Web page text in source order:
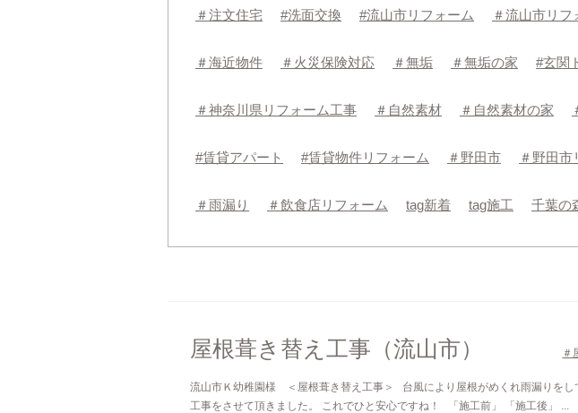
＃注文住宅 #洗面交換 #流山市リフォーム ＃流山市リフ
＃海近物件 ＃火災保険対応 ＃無垢 ＃無垢の家 #玄関
＃神奈川県リフォーム工事 ＃自然素材 ＃自然素材の家
#賃貸アパート #賃貸物件リフォーム ＃野田市 ＃野田市
＃雨漏り ＃飲食店リフォーム tag新着 tag施工 千葉の
屋根葺き替え工事（流山市） ＃
流山市Ｋ幼稚園様 ＜屋根葺き替え工事＞ 台風により屋根がめくれ雨漏りをし
工事をさせて頂きました。 これでひと安心ですね！ 「施工前」 「施工後」 ...